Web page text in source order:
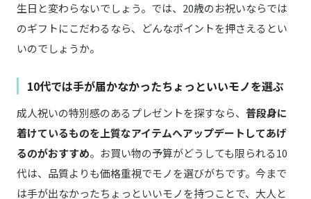
インスタントカメラ Mini Shot3 Amazonはこちら
SOW EXPERIENCE／ソウ・エクスペリエンス
オーダーシューズチケット 商品詳細はこちら
Flathority／フラソリティ
ホーウィン シェルコードバン シューホーン
型キーホルダー
生日と変わらないでしょう。では、20歳のお祝いならでは
のギフトにこだわるなら、どんなポイントを押さえるとい
いのでしょうか。
10代では手が届かなかったちょっといいモノを選ぶ
成人祝いの特別感のあるプレゼントを探すなら、 普段身に
着けているものを上質なアイテムへアップデートしてあげ
るのがおすすめ。お買い物の予算がどうしても限られる10
代は、品質よりも価格重視でモノを選びがちです。今まで
は手が出なかったちょっといいモノを持つことで、大人と